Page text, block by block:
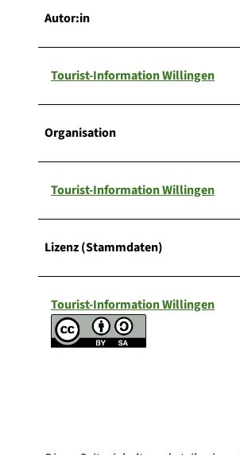
Autor:in
Tourist-Information Willingen
Organisation
Tourist-Information Willingen
Lizenz (Stammdaten)
Tourist-Information Willingen